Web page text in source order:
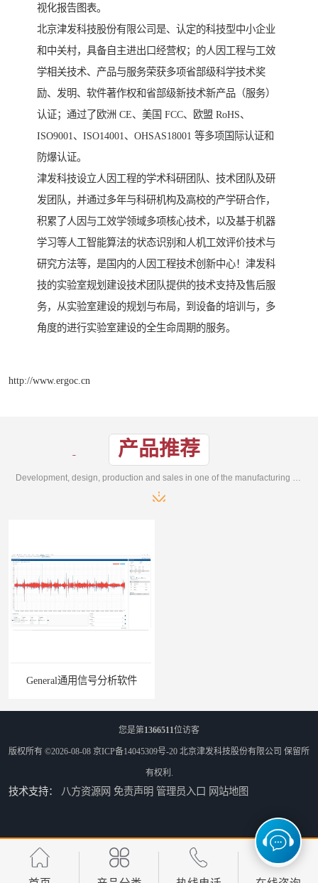
视化报告图表。
北京津发科技股份有限公司是、认定的科技型中小企业
和中关村，具备自主进出口经营权；的人因工程与工效
学相关技术、产品与服务荣获多项省部级科学技术奖
励、发明、软件著作权和省部级新技术新产品（服务）
认证；通过了欧洲 CE、美国 FCC、欧盟 RoHS、
ISO9001、ISO14001、OHSAS18001 等多项国际认证和
防爆认证。
津发科技设立人因工程的学术科研团队、技术团队及研
发团队，并通过多年与科研机构及高校的产学研合作，
积累了人因与工效学领域多项核心技术，以及基于机器
学习等人工智能算法的状态识别和人机工效评价技术与
研究方法等，是国内的人因工程技术创新中心！津发科
技的实验室规划建设技术团队提供的技术支持及售后服
务，从实验室建设的规划与布局，到设备的培训与，多
角度的进行实验室建设的全生命周期的服务。
http://www.ergoc.cn
产品推荐
Development, design, production and sales in one of the manufacturing enterprises
General通用信号分析软件
ErgoLAB人机环境同步云平台 OMS材料物理光学属性测量仪
您是第1366511位访客
版权所有 ©2026-08-08 京ICP备14045309号-20 北京津发科技股份有限公司 保留所
有权利.
技术支持： 八方资源网 免责声明 管理员入口 网站地图